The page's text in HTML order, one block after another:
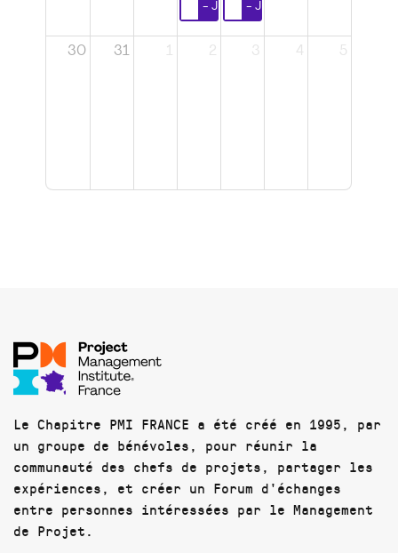
- Jour 1- Jour 2
30 31 1 2 3 4 5
Le Chapitre PMI FRANCE a été créé en 1995, par
un groupe de bénévoles, pour réunir la
communauté des chefs de projets, partager les
expériences, et créer un Forum d'échanges
entre personnes intéressées par le Management
de Projet.